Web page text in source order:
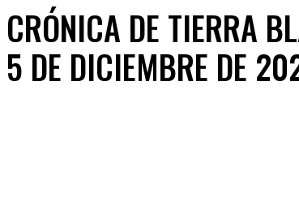
CRÓNICA DE TIERRA
5 DE DICIEMBRE DE